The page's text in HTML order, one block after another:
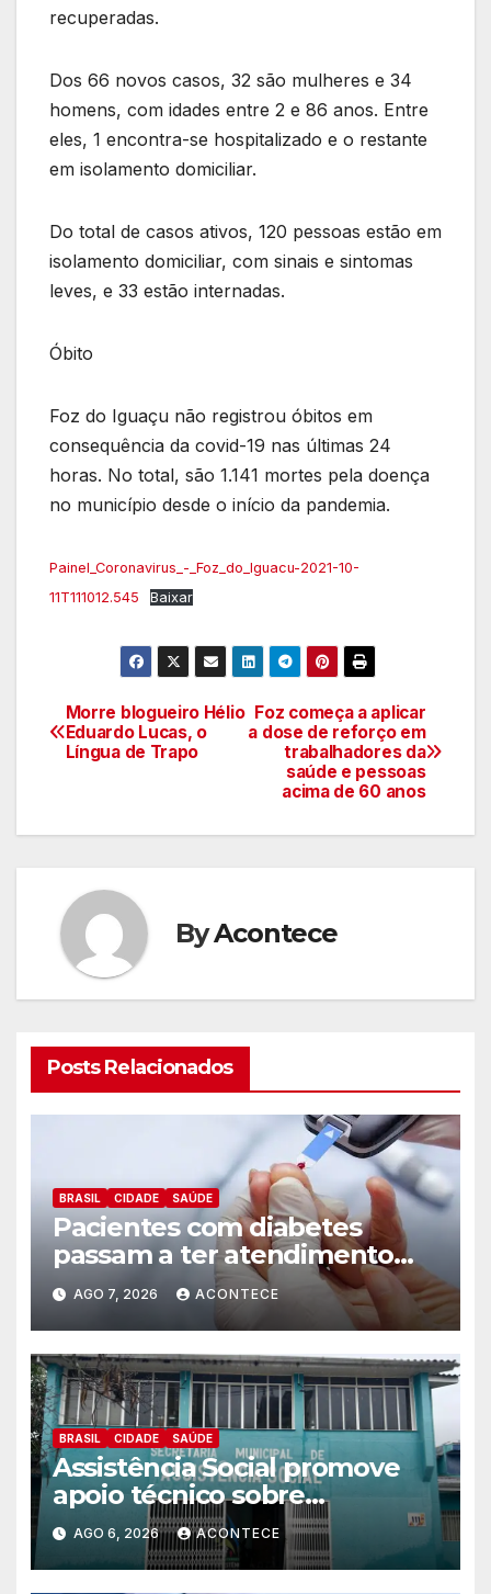
recuperadas.
Dos 66 novos casos, 32 são mulheres e 34
homens, com idades entre 2 e 86 anos. Entre
eles, 1 encontra-se hospitalizado e o restante
em isolamento domiciliar.
Do total de casos ativos, 120 pessoas estão em
isolamento domiciliar, com sinais e sintomas
leves, e 33 estão internadas.
Óbito
Foz do Iguaçu não registrou óbitos em
consequência da covid-19 nas últimas 24
horas. No total, são 1.141 mortes pela doença
no município desde o início da pandemia.
Painel_Coronavirus_-_Foz_do_Iguacu-2021-10-
11T111012.545
Baixar
Navegação
de
Foz começa a aplicar
a dose de reforço em
trabalhadores da
saúde e pessoas
acima de 60 anos
Morre blogueiro Hélio
Eduardo Lucas, o
Língua de Trapo
ByAcontece
Posts Relacionados
BRASIL CIDADE SAÚDE
Pacientes com diabetes
passam a ter atendimento
prioritário na rede municipal
de saúde
AGO 7, 2026 ACONTECE
BRASIL CIDADE SAÚDE
Assistência Social promove
apoio técnico sobre
preparação e resposta a
situações de emergência e
calamidade pública
AGO 6, 2026 ACONTECE